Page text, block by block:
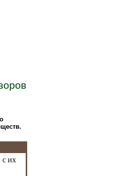
с их